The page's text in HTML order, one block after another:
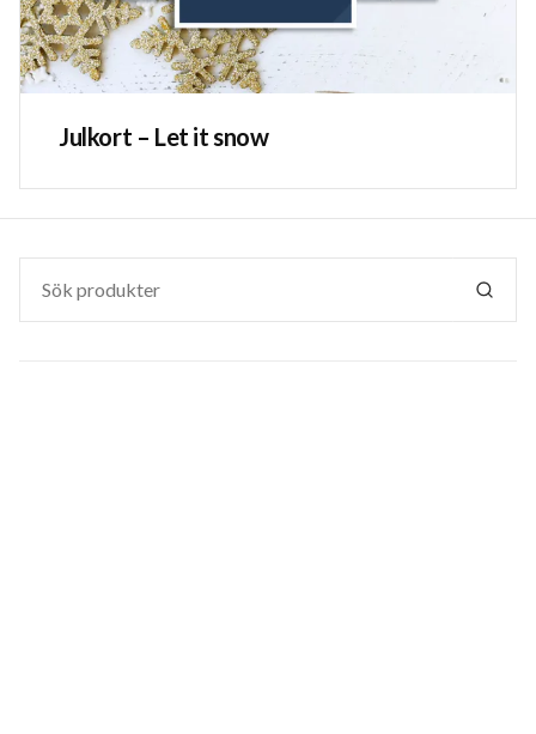
Julkort – Let it snow
efter:
SÖK